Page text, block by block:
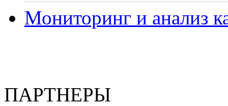
Мониторинг и анализ
ПАРТНЕРЫ